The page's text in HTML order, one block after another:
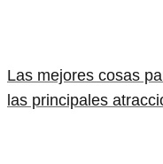
Las mejores cosas
las principales